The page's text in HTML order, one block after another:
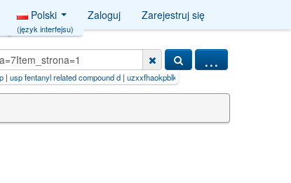
Polski
(język interfejsu)
Zaloguj Zarejestruj się
...
compound d|uzxxfhaokpblkj-gbnzrnlasa-n (hcl|lmyhuiqonuqtlb-uhfffaoysa-n